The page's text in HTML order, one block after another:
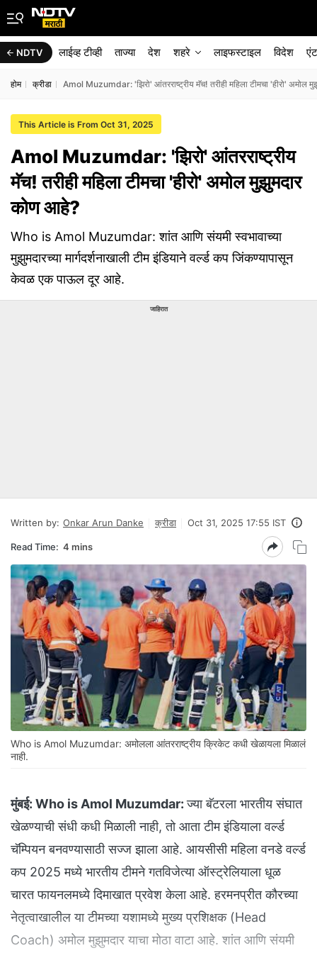
NDTV लाईव्ह टीव्ही ताज्या देश शहरे लाइफस्टाइल विदेश
होम क्रीडा Amol Muzumdar: 'झिरो' आंतरराष्ट्रीय मॅच! तरीही महिला टीमचा 'हीरो' अमोल
This Article is From Oct 31, 2025
Amol Muzumdar: 'झिरो' आंतरराष्ट्रीय
मॅच! तरीही महिला टीमचा 'हीरो' अमोल मुझुमदार
कोण आहे?
Who is Amol Muzumdar: शांत आणि संयमी स्वभावाच्या
मुझुमदारच्या मार्गदर्शनाखाली टीम इंडियाने वर्ल्ड कप जिंकण्यापासून
केवळ एक पाऊल दूर आहे.
जाहिरात
Written by: Onkar Arun Danke क्रीडा Oct 31, 2025 17:55 IST
Read Time: 4 mins
Who is Amol Muzumdar: अमोलला आंतरराष्ट्रीय क्रिकेट कधी खेळायला मिळालं
नाही.
मुंबई: Who is Amol Muzumdar:ज्या बॅटरला भारतीय संघात
खेळण्याची संधी कधी मिळाली नाही, तो आता टीम इंडियाला वर्ल्ड
चॅम्पियन बनवण्यासाठी सज्ज झाला आहे. आयसीसी महिला वनडे वर्ल्ड
कप 2025 मध्ये भारतीय टीमने गतविजेत्या ऑस्ट्रेलियाला धूळ
चारत फायनलमध्ये दिमाखात प्रवेश केला आहे. हरमनप्रीत कौरच्या
नेतृत्वाखालील या टीमच्या यशामध्ये मुख्य प्रशिक्षक (Head
Coach) अमोल मुझुमदार याचा मोठा वाटा आहे. शांत आणि संयमी